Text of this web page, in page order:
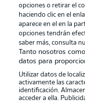
Jugadores
Sello Editorial
opciones o retirar el
haciendo clic en el
aparece en el en la
opciones tendrán
saber más, consulta
Tanto nosotros
datos para
Utilizar datos de
activamente las
identificación.
acceder a ella.